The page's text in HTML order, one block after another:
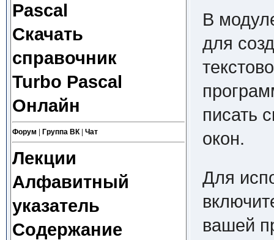
Pascal
Скачать
справочник
Turbo Pascal
Онлайн
Форум Группа ВК| Чат
Лекции
Алфавитный
указатель
Содержание
В
для
писать
окон.
Для
вашей